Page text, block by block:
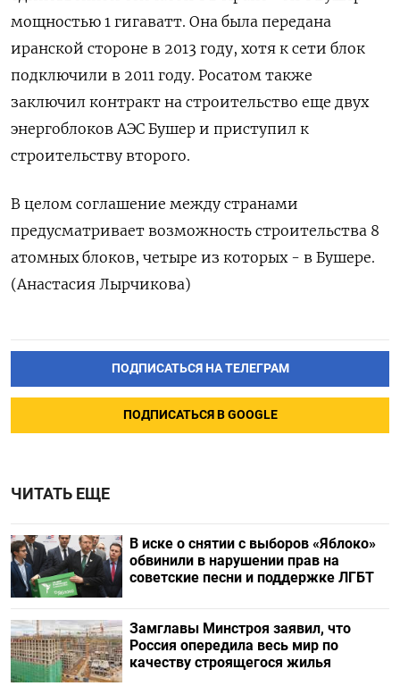
мощностью 1 гигаватт. Она была передана
иранской стороне в 2013 году, хотя к сети блок
подключили в 2011 году. Росатом также
заключил контракт на строительство еще двух
энергоблоков АЭС Бушер и приступил к
строительству второго.
В целом соглашение между странами
предусматривает возможность строительства 8
атомных блоков, четыре из которых - в Бушере.
(Анастасия Лырчикова)
ПОДПИСАТЬСЯ НА ТЕЛЕГРАМ
ПОДПИСАТЬСЯ В GOOGLE
ЧИТАТЬ ЕЩЕ
В иске о снятии с выборов «Яблоко»
обвинили в нарушении прав на
советские песни и поддержке ЛГБТ
Замглавы Минстроя заявил, что
Россия опередила весь мир по
качеству строящегося жилья